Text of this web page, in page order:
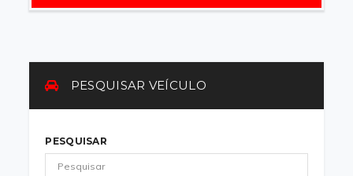
PESQUISAR VEÍCULO
PESQUISAR